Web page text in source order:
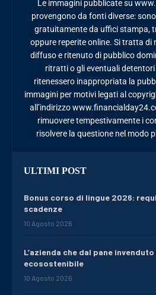
Le immagini pubblicate su
provengono da fonti diverse:
gratuitamente da uffici stampa,
oppure reperite online. Si tratta di
diffuso e ritenuto di pubblico
ritratti o gli eventuali
ritenessero inappropriata la
immagini per motivi legati al
all’indirizzo
rimuovere tempestivamente i
risolvere la questione nel modo
ULTIMI POST
Bonus corso di lingue 2026:
scadenze
10 Agosto 2026
L’azienda che dal pane
ecosostenibile
10 Agosto 2026